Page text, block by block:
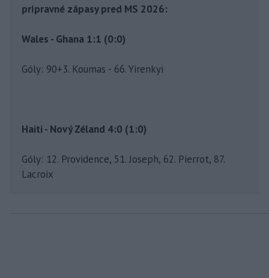
prípravné zápasy pred MS 2026:
Wales - Ghana 1:1 (0:0)
Góly: 90+3. Koumas - 66. Yirenkyi
Haiti - Nový Zéland 4:0 (1:0)
Góly: 12. Providence, 51. Joseph, 62. Pierrot, 87.
Lacroix